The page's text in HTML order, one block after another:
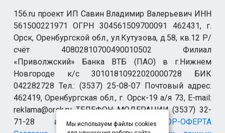
156.ru проект ИП Савин Владимир Валерьевич ИНН
561500221971 ОГРН 304561509700091 462431, г.
Орск, Оренбургской обл., ул.Кутузова, д.58, кв.12 Р/
счёт 40802810700490010502 Филиал
«Приволжский» Банка ВТБ (ПАО) в г.Нижнем
Новгороде к/с 30101810922020000728 БИК
042282728 Тел.: (3537) 25-08-07 Почтовый адрес:
462419, Оренбургская обл., г. Орск-19 а/я 73, E-mail:
reklama@orsk.ru ТЕЛЕФОН МОДЕРАЦИИ (3537) 32-
71-28 allsupport@orsk.ruДОГОВОР-ОФЕРТА
Мы используем файлы cookies